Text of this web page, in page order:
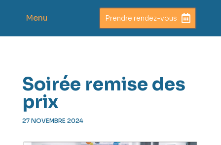
Menu Prendre rendez-vous
Soirée remise des
prix
27 NOVEMBRE 2024